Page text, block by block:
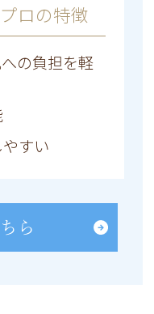
ロの特徴
の負担を軽
すい
ら